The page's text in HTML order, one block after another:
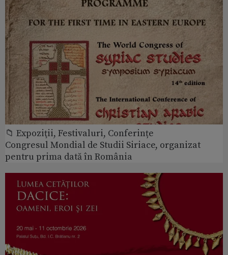
📁 Expoziţii, Festivaluri, Conferințe
Congresul Mondial de Studii Siriace, organizat
pentru prima dată în România